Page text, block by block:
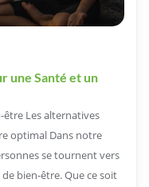
une Santé et un
Les alternatives
optimal Dans notre
se tournent vers
bien-être. Que ce soit